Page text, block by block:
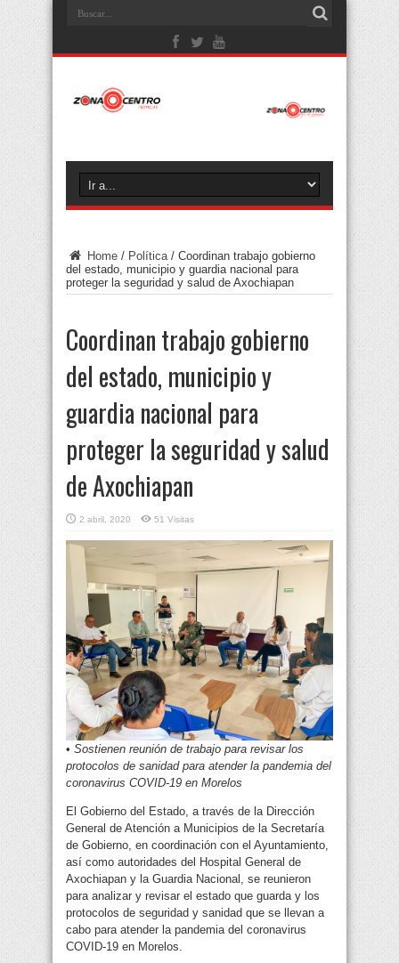
Home / Política / Coordinan trabajo gobierno
del estado, municipio y guardia nacional para
proteger la seguridad y salud de Axochiapan
Coordinan trabajo gobierno
del estado, municipio y
guardia nacional para
proteger la seguridad y salud
de Axochiapan
2 abril, 2020 51 Visitas
• Sostienen reunión de trabajo para revisar los
protocolos de sanidad para atender la pandemia del
coronavirus COVID-19 en Morelos
El Gobierno del Estado, a través de la Dirección
General de Atención a Municipios de la Secretaría
de Gobierno, en coordinación con el Ayuntamiento,
así como autoridades del Hospital General de
Axochiapan y la Guardia Nacional, se reunieron
para analizar y revisar el estado que guarda y los
protocolos de seguridad y sanidad que se llevan a
cabo para atender la pandemia del coronavirus
COVID-19 en Morelos.